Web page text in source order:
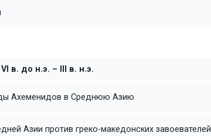
в. до н.э. – III в. н.э.
Ахеменидов в Среднюю Азию
Азии против греко-македонских завоевателей